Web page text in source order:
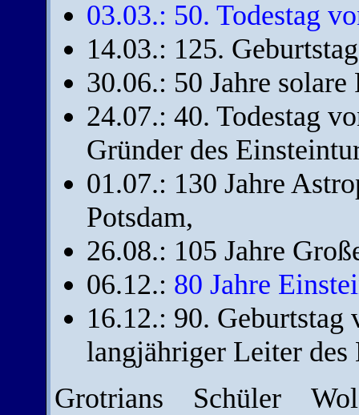
03.03.: 50. Todestag
14.03.: 125.
30.06.: 50 Jahre
24.07.: 40. Todestag
Gründer des
01.07.: 130 Jahre
Potsdam,
26.08.: 105 Jahre
06.12.: 80 Jahre
16.12.: 90.
langjähriger Leiter des
Grotrians Schüler